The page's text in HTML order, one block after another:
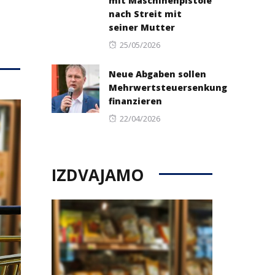
nach Streit mit
seiner Mutter
Posted
25/05/2026
Neue Abgaben sollen
Mehrwertsteuersenkung
finanzieren
Posted
22/04/2026
IZDVAJAMO